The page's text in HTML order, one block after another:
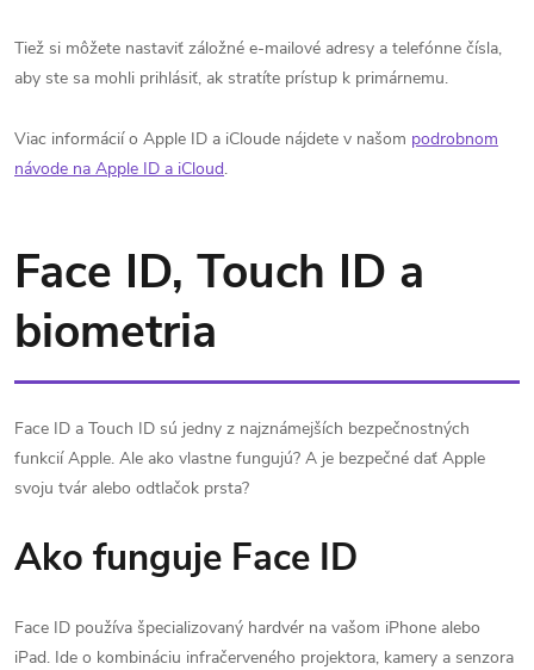
Tiež si môžete nastaviť záložné e-mailové adresy a telefónne čísla,
aby ste sa mohli prihlásiť, ak stratíte prístup k primárnemu.
Viac informácií o Apple ID a iCloude nájdete v našom podrobnom
návode na Apple ID a iCloud.
Face ID, Touch ID a
biometria
Face ID a Touch ID sú jedny z najznámejších bezpečnostných
funkcií Apple. Ale ako vlastne fungujú? A je bezpečné dať Apple
svoju tvár alebo odtlačok prsta?
Ako funguje Face ID
Face ID používa špecializovaný hardvér na vašom iPhone alebo
iPad. Ide o kombináciu infračerveného projektora, kamery a senzora